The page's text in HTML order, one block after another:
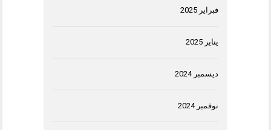
فبراير 2025
يناير 2025
ديسمبر 2024
نوفمبر 2024